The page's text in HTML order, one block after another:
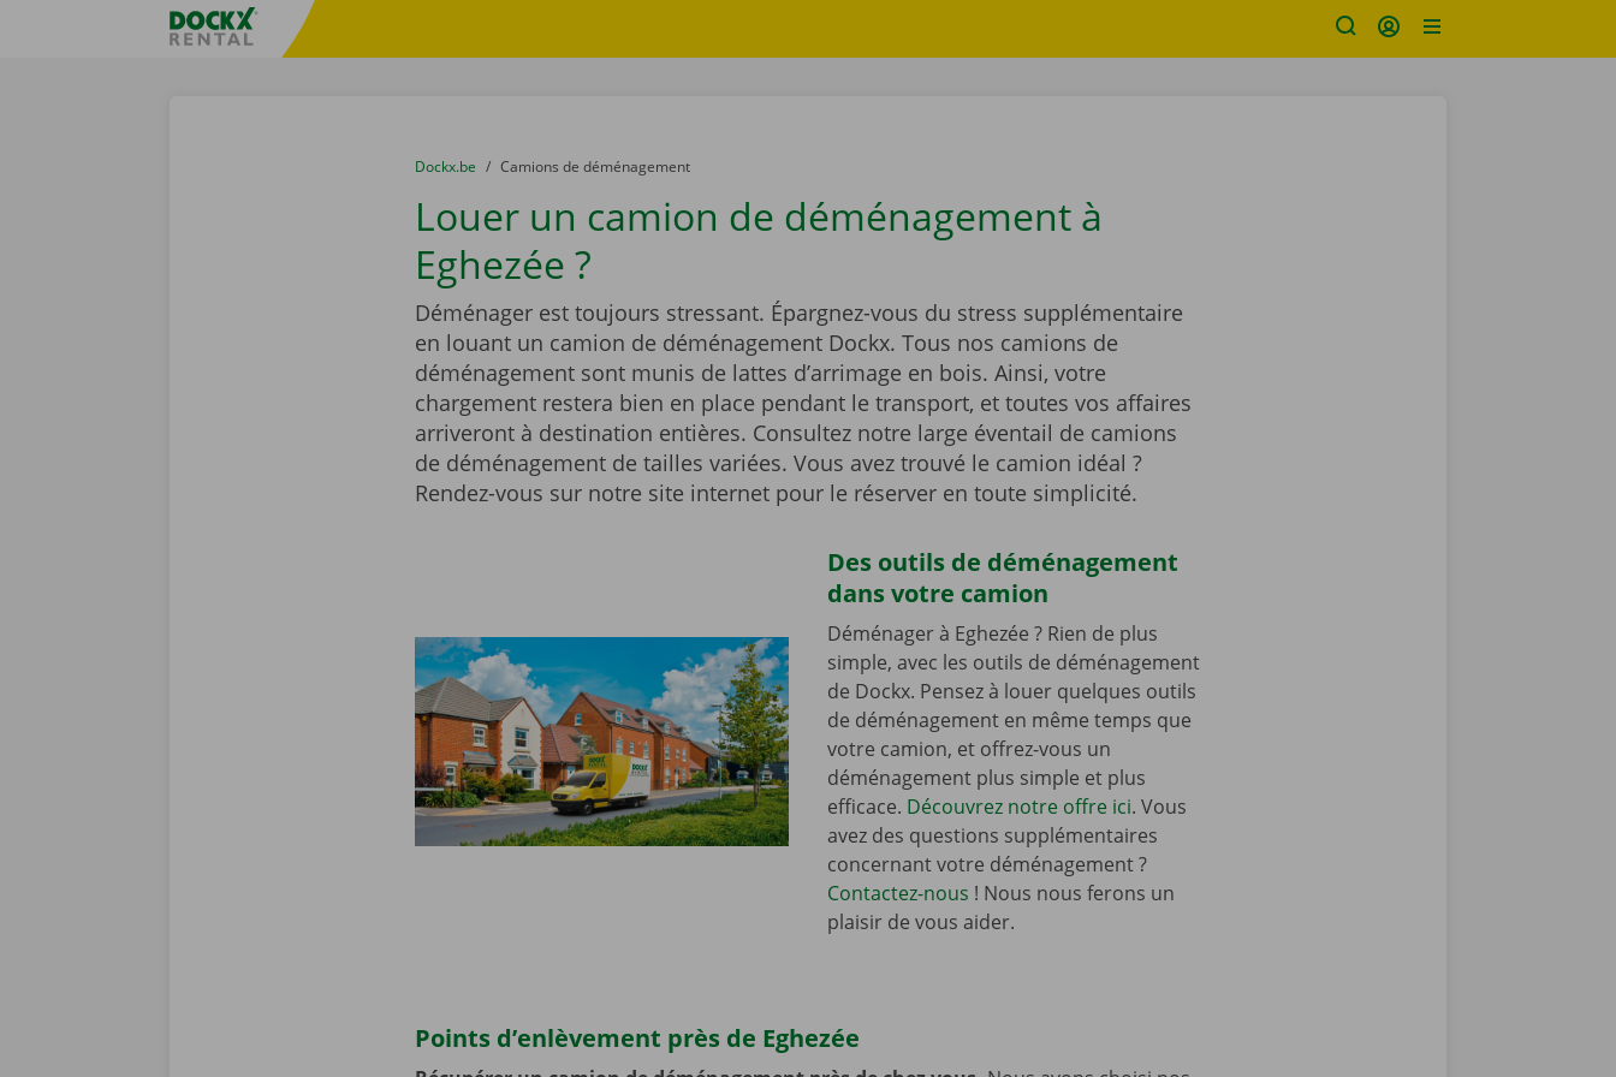
sitename
You are here:
du
Dockx.be to
Camions de déménagement
Louer un camion de déménagement à
Eghezée ?
Déménager est toujours stressant. Épargnez-vous du stress supplémentaire
en louant un camion de déménagement Dockx. Tous nos camions de
déménagement sont munis de lattes d’arrimage en bois. Ainsi, votre
chargement restera bien en place pendant le transport, et toutes vos affaires
arriveront à destination entières. Consultez notre large éventail de camions
de déménagement de tailles variées. Vous avez trouvé le camion idéal ?
Rendez-vous sur notre site internet pour le réserver en toute simplicité.
Des outils de déménagement
dans votre camion
Déménager à Eghezée ? Rien de plus
simple, avec les outils de déménagement
de Dockx. Pensez à louer quelques outils
de déménagement en même temps que
votre camion, et offrez-vous un
déménagement plus simple et plus
efficace. Découvrez notre offre ici. Vous
avez des questions supplémentaires
concernant votre déménagement ?
Contactez-nous ! Nous nous ferons un
plaisir de vous aider.
Points d’enlèvement près de Eghezée